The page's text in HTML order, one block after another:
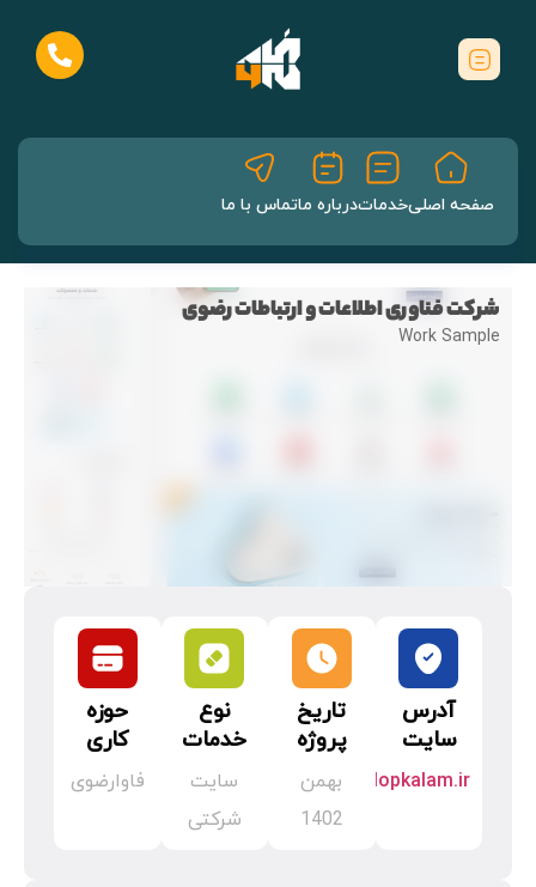
صفحه اصلیخدماتدرباره ماتماس با ما
شرکت فناوری اطلاعات و ارتباطات رضوی
Work Sample
آدرس
سایت
lopkalam.ir
تاریخ
پروژه
بهمن
1402
نوع
خدمات
سایت
شرکتی
حوزه
کاری
فاوارضوی